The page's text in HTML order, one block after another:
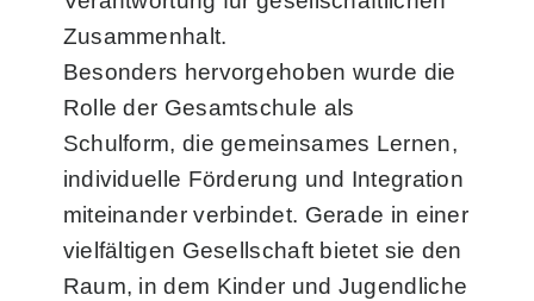
Zusammenhalt.
Besonders hervorgehoben wurde die
Rolle der Gesamtschule als
Schulform, die gemeinsames Lernen,
individuelle Förderung und Integration
miteinander verbindet. Gerade in einer
vielfältigen Gesellschaft bietet sie den
Raum, in dem Kinder und Jugendliche